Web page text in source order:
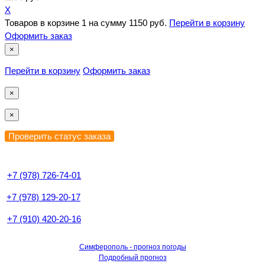
X
Товаров в корзине 1 на сумму 1150 руб. Перейти в корзину
Оформить заказ
×
Перейти в корзину Оформить заказ
×
×
+7 (978) 726-74-01
+7 (978) 129-20-17
+7 (910) 420-20-16
Симферополь - прогноз погоды
Подробный прогноз